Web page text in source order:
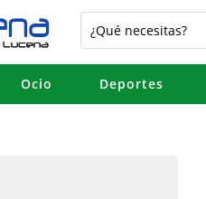
Ocio Deportes